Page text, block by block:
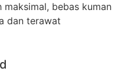
bebas kuman
dan terawat